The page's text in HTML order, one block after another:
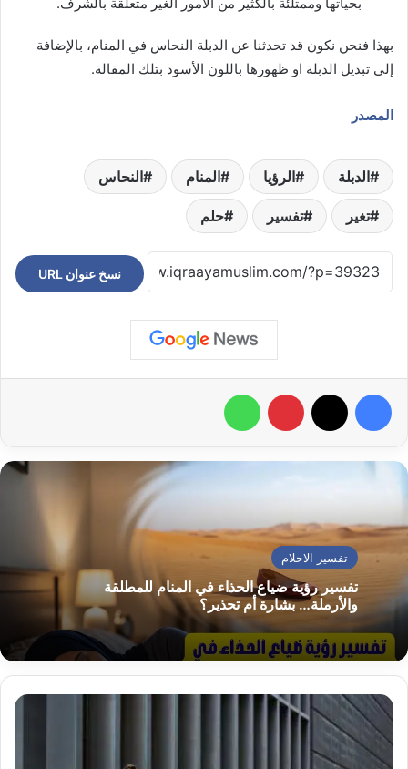
بهذا فنحن نكون قد تحدثنا عن الدبلة النحاس في المنام، بالإضافة
إلى تبديل الدبلة او ظهورها باللون الأسود بتلك المقالة.
المصدر
الدبلة الرؤيا المنام النحاس
تغير تفسير حلم
نسخ عنوان URL
فيسبوك بينتيريست
تفسير الاحلام
تفسير رؤية ضياع الحذاء في المنام للمطلقة
والأرملة… بشارة أم تحذير؟
تفسير
حلم
سفر
شخص